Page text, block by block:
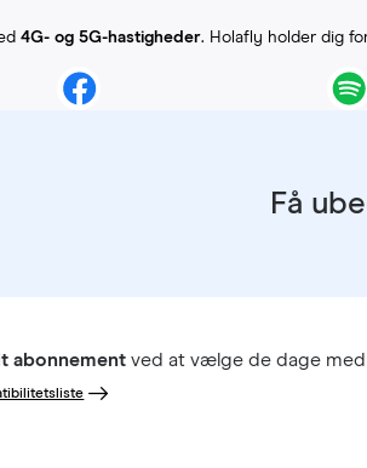
4G- og 5G-hastigheder. Holafly holder dig
Få
abonnement ved at vælge de dage med